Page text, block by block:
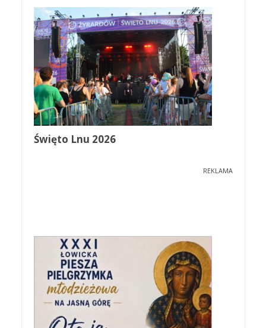
Święto Lnu 2026
REKLAMA